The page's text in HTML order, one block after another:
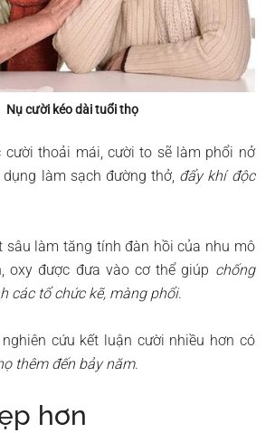
Nụ cười kéo dài tuổi thọ
cười thoải mái, cười to sẽ làm phổi nở
làm sạch đường thở, đẩy khí độc
sâu làm tăng tính đàn hồi của nhu mô
oxy được đưa vào cơ thể giúp chống
các tổ chức kẽ, màng phổi.
cứu kết luận cười nhiều hơn có
thêm đến bảy năm.
hơn